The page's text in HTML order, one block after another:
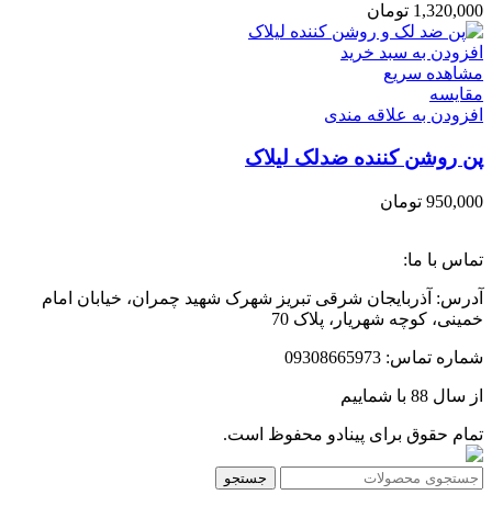
1,320,000 تومان
افزودن به سبد خرید
مشاهده سریع
مقایسه
افزودن به علاقه مندی
پن روشن کننده ضدلک لیلاک
950,000 تومان
تماس با ما:
آدرس: آذربایجان شرقی تبریز شهرک شهید چمران، خیابان امام
خمینی، کوچه شهریار، پلاک 70
شماره تماس: 09308665973
از سال 88 با شماییم
تمام حقوق برای پینادو محفوظ است.
جستجو